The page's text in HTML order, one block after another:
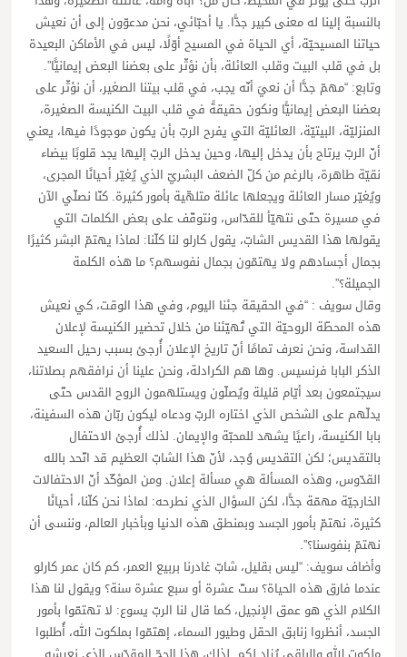
بالنسبة إلينا له معنى كبير جدًّا. يا أحبّائي، نحن مدعوّون إلى أن نعيش
حياتنا المسيحيّة، أي الحياة في المسيح أوّلًا، ليس في الأماكن البعيدة
بل في قلب البيت وقلب العائلة، بأن نؤثّر على بعضنا البعض إيمانيًّا”.
وتابع: “مهمّ جدًّا أن نعيَ أنّه يجب، في قلب بيتنا الصغير، أن نؤثّر على
بعضنا البعض إيمانيًّا ونكون حقيقةً في قلب البيت الكنيسة الصغيرة،
المنزليّة، البيتيّة، العائليّة التي يفرح الربّ بأن يكون موجودًا فيها، يعني
أنّ الربّ يرتاح بأن يدخل إليها، وحين يدخل الربّ إليها يجد قلوبًا بيضاء
نقيّة طاهرة، بالرغم من كلّ الضعف البشريّ الذي يُغيّر أحيانًا المجرى،
ويُغيّر مسار العائلة ويجعلها عائلة متلهّية بأمور كثيرة. كنّا نصلّي الآن
في مسيرة حتّى نتهيّأ للقدّاس، ونتوقّف على بعض الكلمات التي
يقولها هذا القديس الشابّ، يقول كارلو لنا كلّنا: لماذا يهتمّ البشر كثيرًا
بجمال أجسادهم ولا يهتمّون بجمال نفوسهم؟ ما هذه الكلمة
الجميلة؟”.
وقال سويف : “في الحقيقة جئنا اليوم، وفي هذا الوقت، كي نعيش
هذه المحطّة الروحيّة التي تُهيّئنا من خلال تحضير الكنيسة لإعلان
القداسة، ونحن نعرف تمامًا أنّ تاريخ الإعلان أُرجئ بسبب رحيل السعيد
الذكر البابا فرنسيس. وها هم الكرادلة، ونحن علينا أن نرافقهم بصلاتنا،
سيجتمعون بعد أيّام قليلة ويُصلّون ويستلهمون الروح القدس حتّى
يدلّهم على الشخص الذي اختاره الربّ ودعاه ليكون ربّان هذه السفينة،
بابا الكنيسة، راعيًا يشهد للمحبّة والإيمان. لذلك أُرجئ الاحتفال
بالتقديس؛ لكن التقديس وُجد، لأنّ هذا الشابّ العظيم قد اتّحد بالله
القدّوس، وهذه المسألة هي مسألة إعلان. ومن المؤكّد أنّ الاحتفالات
الخارجيّة مهمّة جدًّا، لكن السؤال الذي نطرحه: لماذا نحن كلّنا، أحيانًا
كثيرة، نهتمّ بأمور الجسد وبمنطق هذه الدنيا وبأخبار العالم، وننسى أن
نهتمّ بنفوسنا؟”.
وأضاف سويف: “ليس بقليل، شابّ غادرنا بربيع العمر، كم كان عمر كارلو
عندما فارق هذه الحياة؟ ستّ عشرة أو سبع عشرة سنة؟ ويقول لنا هذا
الكلام الذي هو عمق الإنجيل، كما قال لنا الربّ يسوع: لا تهتمّوا بأمور
الجسد، أنظروا زنابق الحقل وطيور السماء، إهتمّوا بملكوت الله، أُطلبوا